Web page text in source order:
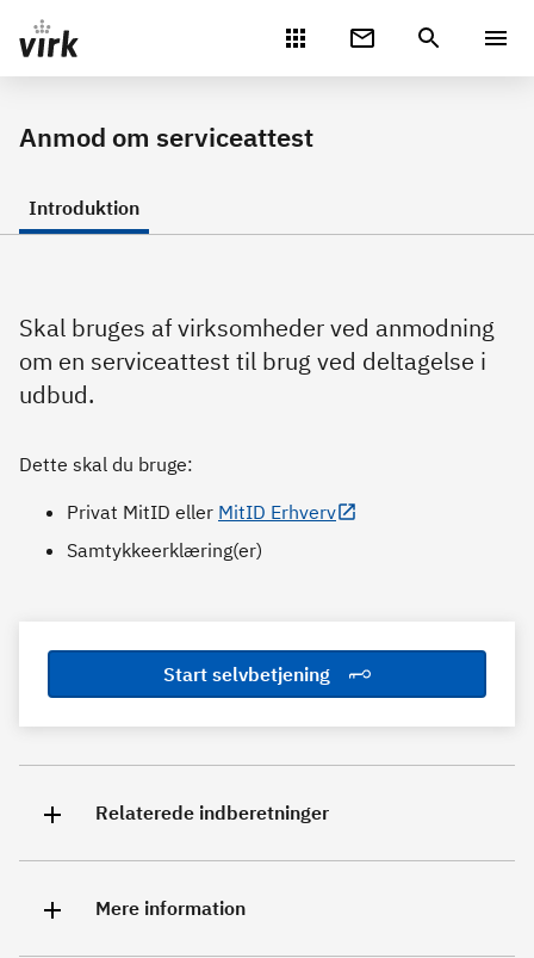
Gå direkte til indhold
Anmod om serviceattest
Introduktion
Skal bruges af virksomheder ved anmodning
om en serviceattest til brug ved deltagelse i
udbud.
Dette skal du bruge:
Privat MitID eller MitID Erhverv
Samtykkeerklæring(er)
Start selvbetjening
Relaterede indberetninger
Mere information